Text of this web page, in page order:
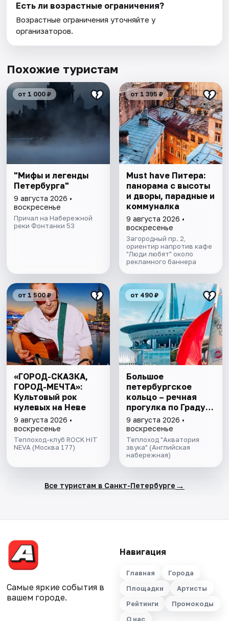
Есть ли возрастные ограничения?
Возрастные ограничения уточняйте у
организаторов.
Похожие туристам
от 1 000 ₽
"Мифы и легенды
Петербурга"
9 августа 2026 •
воскресенье
Причал на Набережной
реки Фонтанки 53
от 1 395 ₽
Must have Питера:
панорама с высоты
и дворы, парадные и
коммуналка
9 августа 2026 •
воскресенье
Загородный пр. 2,
ориентир напротив кафе
"Люди любят" около
рекламного баннера
от 1 500 ₽
«ГОРОД-СКАЗКА,
ГОРОД-МЕЧТА»:
Культовый рок
нулевых на Неве
9 августа 2026 •
воскресенье
Теплоход-клуб ROCK HIT
NEVA (Москва 177)
от 490 ₽
Большое
петербургское
кольцо – речная
прогулка пo Граду
на Неве с
авторской
экскурсией и живой
музыкой в тёплом
салоне теплохода
9 августа 2026 •
воскресенье
Теплоход "Акватория
звука" (Английская
набережная)
Все туристам в Санкт-Петербурге →
Самые яркие события в
вашем городе.
Навигация
Главная
Города
Площадки
Артисты
Рейтинги
Промокоды
О нас